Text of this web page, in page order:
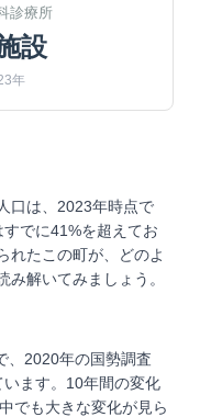
診療所
設
年
口は、2023年時点で
でに41%を超えてお
れたこの町が、どのよ
解いてみましょう。
、2020年の国勢調査
います。10年間の変化
でも大きな変化が見ら